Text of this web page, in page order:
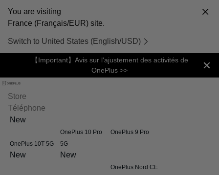
You are visiting
France (Français/EUR) site.
Switch to United States (English/USD)
【Important】Avis sur l'ajustement des activités de
OnePlus >>
Store
Téléphone
New
OnePlus 10T 5G
OnePlus 10 Pro
5G
OnePlus 9 Pro
New New
OnePlus Nord CE